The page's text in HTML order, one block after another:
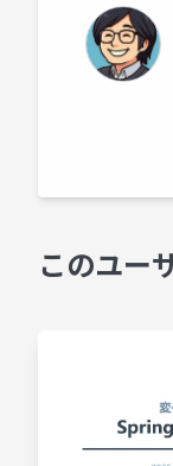
このユー